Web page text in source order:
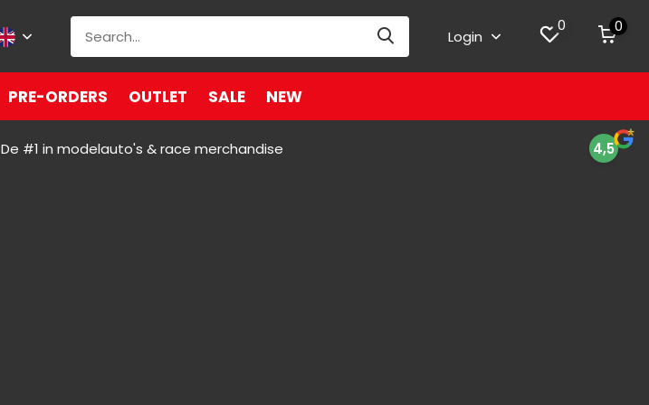
Login
0 0
PRE-ORDERS OUTLET SALE NEW
De #1 in modelauto's & race merchandise 4,5